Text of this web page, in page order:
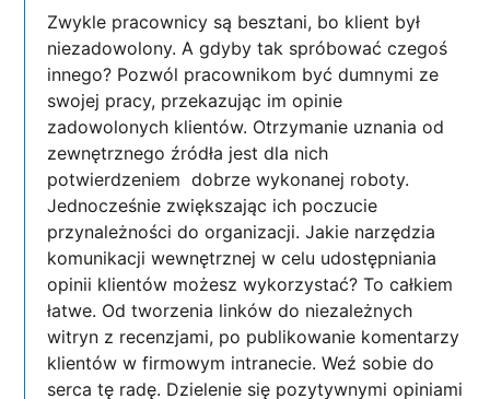
Zwykle pracownicy są besztani, bo klient był
niezadowolony. A gdyby tak spróbować czegoś
innego? Pozwól pracownikom być dumnymi ze
swojej pracy, przekazując im opinie
zadowolonych klientów. Otrzymanie uznania od
zewnętrznego źródła jest dla nich
potwierdzeniem dobrze wykonanej roboty.
Jednocześnie zwiększając ich poczucie
przynależności do organizacji. Jakie narzędzia
komunikacji wewnętrznej w celu udostępniania
opinii klientów możesz wykorzystać? To całkiem
łatwe. Od tworzenia linków do niezależnych
witryn z recenzjami, po publikowanie komentarzy
klientów w firmowym intranecie. Weź sobie do
serca tę radę. Dzielenie się pozytywnymi opiniami